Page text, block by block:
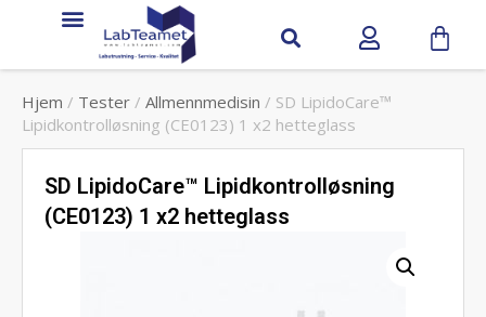
Hjem / Tester / Allmennmedisin / SD LipidoCare™
Lipidkontrolløsning (CE0123) 1 x2 hetteglass
SD LipidoCare™ Lipidkontrolløsning
(CE0123) 1 x2 hetteglass